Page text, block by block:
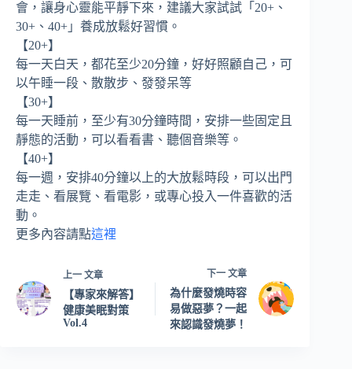
會，讓身心靈能平靜下來，建議大家試試「20+、
30+、40+」養成放鬆好習慣。
【20+】
每一天白天，都花至少20分鐘，好好照顧自己，可
以午睡一段、散散步、發發呆等
【30+】
每一天睡前，至少有30分鐘時間，安排一些固定且
靜態的活動，可以看看書、聽個音樂等。
【40+】
每一週，安排40分鐘以上的大放鬆時段，可以出門
走走、看展覽、看電影，或專心投入一件喜歡的活
動。
更多內容請點這裡
上一 文章
【專家來解答】
健康美眠對策
Vol.4
下一文章
為什麼發燒時容
易做惡夢？一起
來認識發燒夢！